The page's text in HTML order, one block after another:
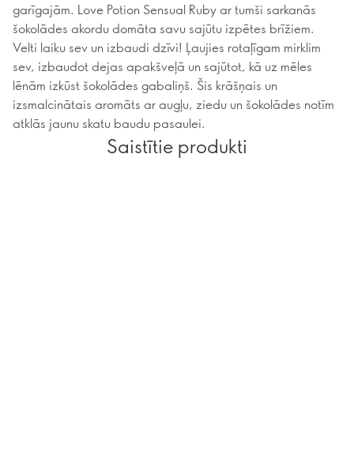
garīgajām. Love Potion Sensual Ruby ar tumši sarkanās
šokolādes akordu domāta savu sajūtu izpētes brīžiem.
Velti laiku sev un izbaudi dzīvi! Ļaujies rotaļīgam mirklim
sev, izbaudot dejas apakšveļā un sajūtot, kā uz mēles
lēnām izkūst šokolādes gabaliņš. Šis krāšņais un
izsmalcinātais aromāts ar augļu, ziedu un šokolādes notīm
atklās jaunu skatu baudu pasaulei.
Saistītie produkti